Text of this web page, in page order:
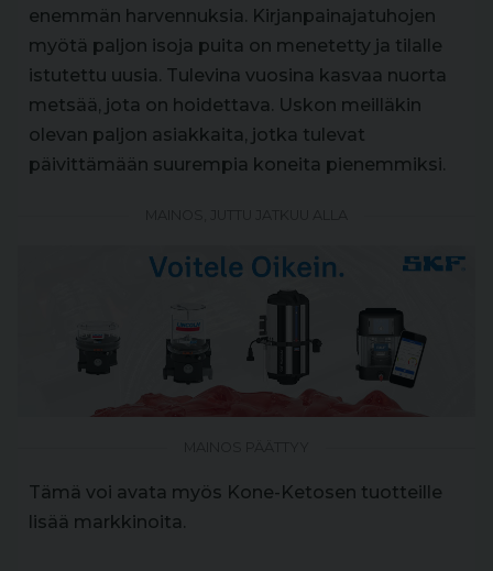
enemmän harvennuksia. Kirjanpainajatuhojen
myötä paljon isoja puita on menetetty ja tilalle
istutettu uusia. Tulevina vuosina kasvaa nuorta
metsää, jota on hoidettava. Uskon meilläkin
olevan paljon asiakkaita, jotka tulevat
päivittämään suurempia koneita pienemmiksi.
Tämä voi avata myös Kone-Ketosen tuotteille
lisää markkinoita.